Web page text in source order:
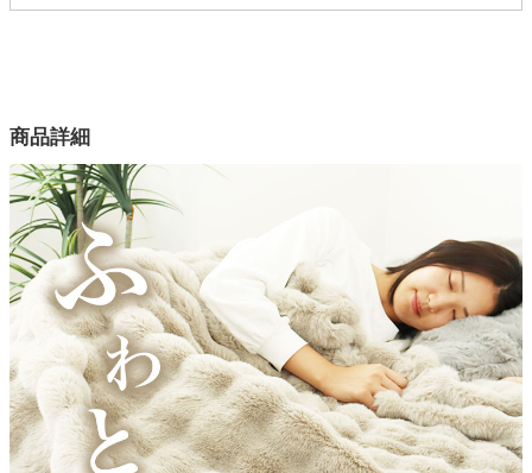
カラー
2色
表生地
ポリエステル100％
裏生地
ポリエステル100％
お手入れ方法
洗濯機OK(ネット使用)
原産国
商品詳細